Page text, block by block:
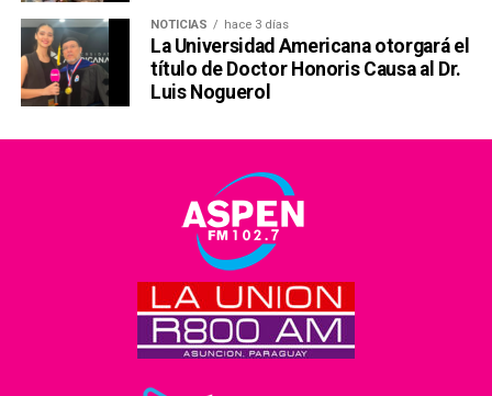
NOTICIAS hace 3 días
La Universidad Americana otorgará el
título de Doctor Honoris Causa al Dr.
Luis Noguerol